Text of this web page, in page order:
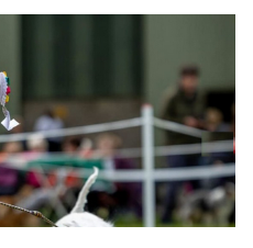
ideje, kako ponovno